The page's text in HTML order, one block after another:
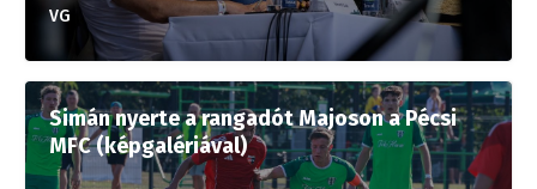
VG
Simán nyerte a rangadót Majoson a Pécsi
MFC (képgalériával)